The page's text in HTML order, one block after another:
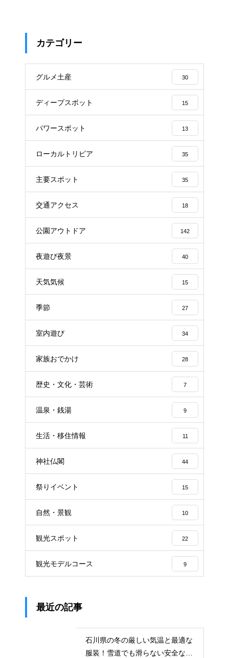
カテゴリー
グルメ土産 30
ディープスポット 15
パワースポット 13
ローカルトリビア 35
主要スポット 35
交通アクセス 18
公園アウトドア 142
夜遊び夜景 40
天気気候 15
季節 27
室内遊び 34
家族おでかけ 28
歴史・文化・芸術 7
温泉・銭湯 9
生活・移住情報 11
神社仏閣 44
祭りイベント 15
自然・景観 10
観光スポット 22
観光モデルコース 9
最近の記事
石川県の冬の厳しい気温と最適な
服装！雪道でも滑らない安全な靴